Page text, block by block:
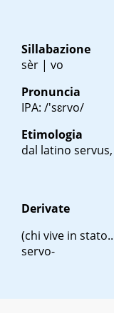
Sillabazione
sèr | vo
Pronuncia
IPA: /'sɛrvo/
Etimologia
dal latino servus
Derivate
(chi vive in
servo-